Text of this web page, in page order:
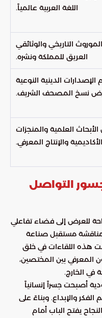
اللغة العربية عالمياً.
التاريخي والوثائقي
العريق للمملكة ونشره.
الإصدارات الدينية النوعية
نسخ المصحف الشريف.
العلمية والمنجزات
الأكاديمية والإنتاج المعرفي.
التواصل
للعرض إلى فضاء تفاعلي
مستقبل صناعة
هذه اللقاءات في خلق
المعرفي بين المختصين،
في الخارج.
أصبحت جسراً إنسانياً
والإبداع. وبناءً على
يفتح الباب أمام